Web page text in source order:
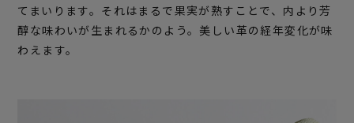
てまいります。それはまるで果実が熟すことで、内より芳
醇な味わいが生まれるかのよう。美しい革の経年変化が味
わえます。